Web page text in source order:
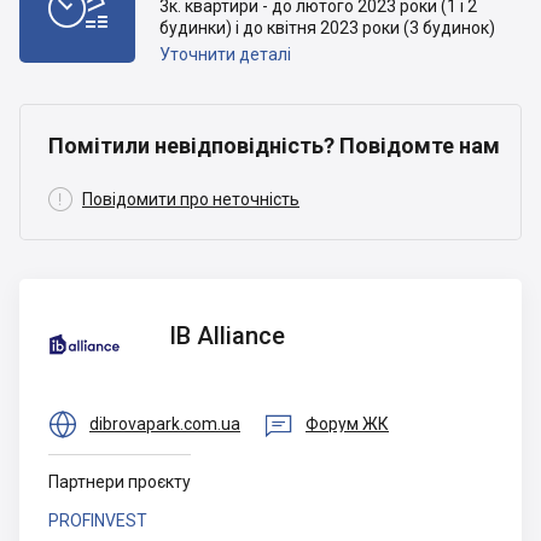
3к. квартири - до лютого 2023 роки (1 і 2
будинки) і до квітня 2023 роки (3 будинок)
Уточнити деталі
Помітили невідповідність? Повідомте нам
 Повідомити про неточність
Alliance
IB Alliance
 dibrovapark.com.ua  Форум ЖК
Партнери проєкту
PROFINVEST